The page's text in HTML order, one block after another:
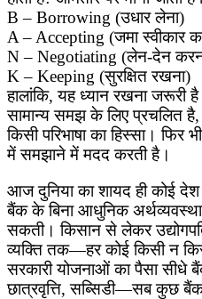
B – Borrowing (उधार लेना)
A – Accepting (जमा स्वीकार
N – Negotiating (लेन-देन
K – Keeping (सुरक्षित रखना)
हालांकि, यह ध्यान रखना जरूरी
सामान्य समझ के लिए प्रचलित
किसी परिभाषा का हिस्सा। फिर
में समझाने में मदद करती है।
आज दुनिया का शायद ही कोई देश
बैंक के बिना आधुनिक
सकती। किसान से लेकर
व्यक्ति तक—हर कोई किसी न
सरकारी योजनाओं का पैसा सीधे
छात्रवृत्ति, सब्सिडी—सब कुछ